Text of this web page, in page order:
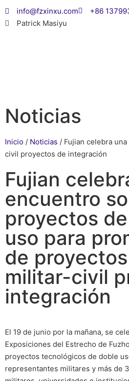
info@fzxinxu.com
+86
Patrick Masiyu
Noticias
Inicio / Noticias / Fujian celebra
civil proyectos de integración
Fujian
encuentro
proyectos
uso para
de
militar-civil
integración
El 19 de junio por la mañana, se
Exposiciones del Estrecho de
proyectos tecnológicos de doble
representantes militares y más de